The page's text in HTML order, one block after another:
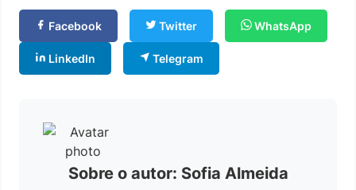
Facebook Twitter WhatsApp
LinkedIn Telegram
Sobre o autor: Sofia Almeida